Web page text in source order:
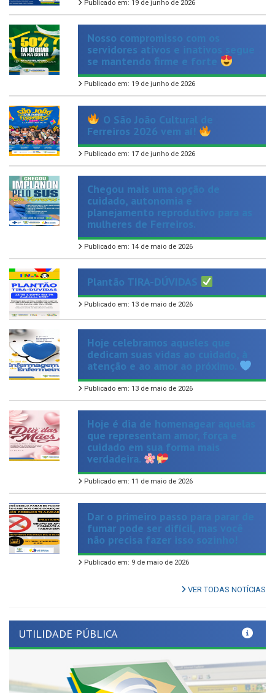
Nosso compromisso com os
servidores ativos e inativos segue
se mantendo firme e forte
Publicado em: 19 de junho de 2026
O São João Cultural de
Ferreiros 2026 vem aí!
Publicado em: 17 de junho de 2026
Chegou mais uma opção de
cuidado, autonomia e
planejamento reprodutivo para as
mulheres de Ferreiros.
Publicado em: 14 de maio de 2026
Plantão TIRA-DÚVIDAS
Publicado em: 13 de maio de 2026
Hoje celebramos aqueles que
dedicam suas vidas ao cuidado, à
atenção e ao amor ao próximo.
Publicado em: 13 de maio de 2026
Hoje é dia de homenagear aquelas
que representam amor, força e
cuidado em sua forma mais
verdadeira.
Publicado em: 11 de maio de 2026
Dar o primeiro passo para parar de
fumar pode ser difícil, mas você
não precisa fazer isso sozinho!
Publicado em: 9 de maio de 2026
VER TODAS NOTÍCIAS
Previous